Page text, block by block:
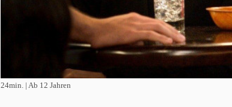
24min. | Ab 12 Jahren